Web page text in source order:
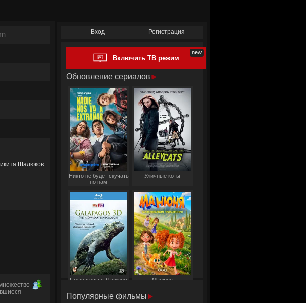
Шалюков
Вход Регистрация
Включить ТВ режим
Обновление сериалов
Никто не будет скучать
по нам
Уличные коты
Галапагосы с Дэвидом
Манюня
Популярные фильмы